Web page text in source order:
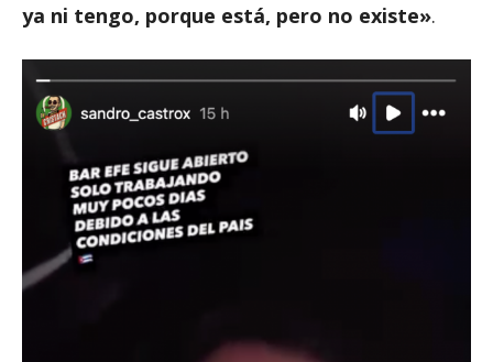
ya ni tengo, porque está, pero no existe».